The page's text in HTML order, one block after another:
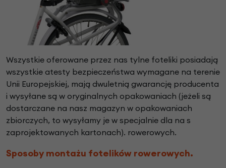
Wszystkie oferowane przez nas tylne foteliki posiadają
wszystkie atesty bezpieczeństwa wymagane na terenie
Unii Europejskiej, mają dwuletnią gwarancję producenta
i wysyłane są w oryginalnych opakowaniach (jeżeli są
dostarczane na nasz magazyn w opakowaniach
zbiorczych, to wysyłamy je w specjalnie dla na s
zaprojektowanych kartonach). rowerowych.
Sposoby montażu fotelików rowerowych.